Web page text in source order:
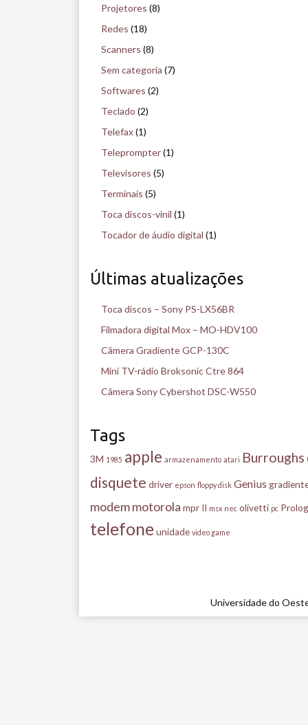
Projetores (8)
Redes (18)
Scanners (8)
Sem categoria (7)
Softwares (2)
Teclado (2)
Telefax(1)
Teleprompter(1)
Televisores (5)
Terminais (5)
Toca discos-vinil (1)
Tocador de áudio digital (1)
Últimas atualizações
Toca discos – Sony PS-LX56BR
Filmadora digital Mox – MO-HDV100
Câmera Gradiente GCP-130C
Mini TV-rádio Broksonic Ctre 864
Câmera Sony Cybershot DSC-W550
Tags
3M 1985 apple armazenamento atari Burroughs
disquete driver epson floppy disk Genius
modemmotorola mpr II msx nec olivetti pc
telefoneunidade video game
Universidade do